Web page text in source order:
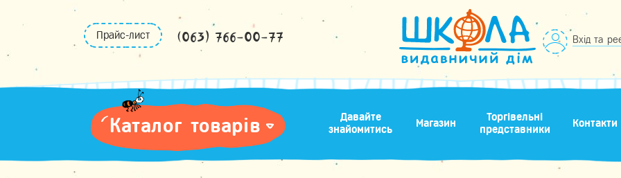
Прайс-лист (063) 766-00-77 Вхід та
Каталог товарів
Давайте
знайомитись
Магазин
Торгівельні
представники
Контакти